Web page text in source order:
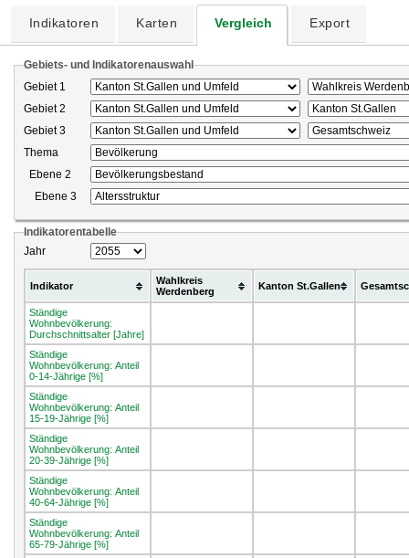
Indikatoren Karten Vergleich Export
Gebiets- und Indikatorenauswahl
Gebiet 1
Gebiet 2
Gebiet 3
Thema
Ebene 2
Ebene 3
Indikatorentabelle
Jahr
Indikator
Wahlkreis
Werdenberg
Kanton St.Gallen
Ständige
Wohnbevölkerung:
Durchschnittsalter [Jahre]
Ständige
Wohnbevölkerung: Anteil
0-14-Jährige [%]
Ständige
Wohnbevölkerung: Anteil
15-19-Jährige [%]
Ständige
Wohnbevölkerung: Anteil
20-39-Jährige [%]
Ständige
Wohnbevölkerung: Anteil
40-64-Jährige [%]
Ständige
Wohnbevölkerung: Anteil
65-79-Jährige [%]